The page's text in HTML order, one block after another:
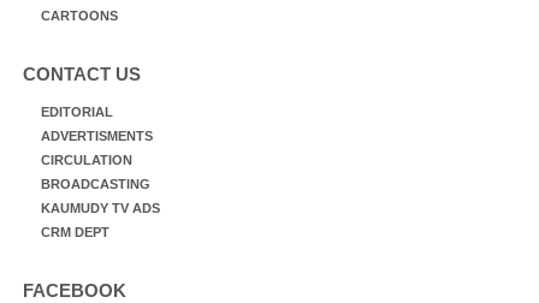
CARTOONS
CONTACT US
EDITORIAL
ADVERTISMENTS
CIRCULATION
BROADCASTING
KAUMUDY TV ADS
CRM DEPT
FACEBOOK